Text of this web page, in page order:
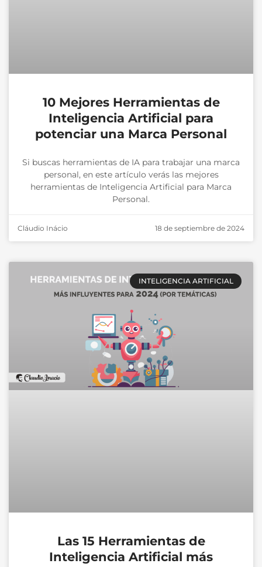
10 Mejores Herramientas de
Inteligencia Artificial para
potenciar una Marca Personal
Si buscas herramientas de IA para trabajar una marca
personal, en este artículo verás las mejores
herramientas de Inteligencia Artificial para Marca
Personal.
Cláudio Inácio 18 de septiembre de 2024
INTELIGENCIA ARTIFICIAL
Las 15 Herramientas de
Inteligencia Artificial más